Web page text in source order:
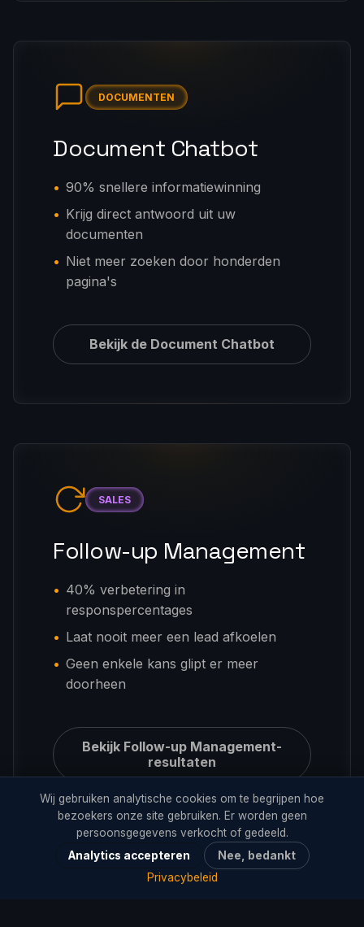
Wij gebruiken analytische cookies om te begrijpen hoe
bezoekers onze site gebruiken. Er worden geen
persoonsgegevens verkocht of gedeeld.
Analytics accepteren
Nee, bedankt
Privacybeleid
DOCUMENTEN
Document Chatbot
90% snellere informatiewinning
Krijg direct antwoord uit uw
documenten
Niet meer zoeken door honderden
pagina's
Bekijk de Document Chatbot
SALES
Follow-up Management
40% verbetering in
responspercentages
Laat nooit meer een lead afkoelen
Geen enkele kans glipt er meer
doorheen
Bekijk Follow-up Management-
resultaten